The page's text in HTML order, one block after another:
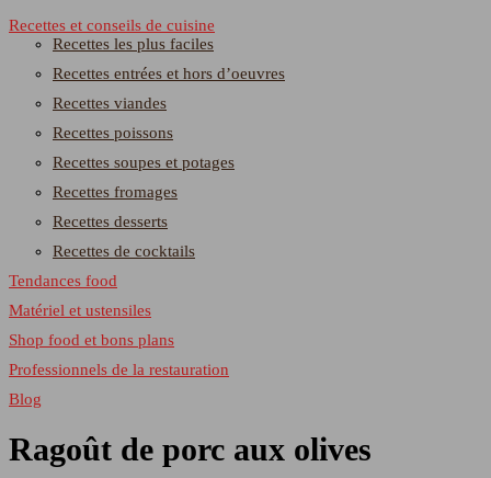
Recettes et conseils de cuisine
Recettes les plus faciles
Recettes entrées et hors d’oeuvres
Recettes viandes
Recettes poissons
Recettes soupes et potages
Recettes fromages
Recettes desserts
Recettes de cocktails
Tendances food
Matériel et ustensiles
Shop food et bons plans
Professionnels de la restauration
Blog
Ragoût de porc aux olives